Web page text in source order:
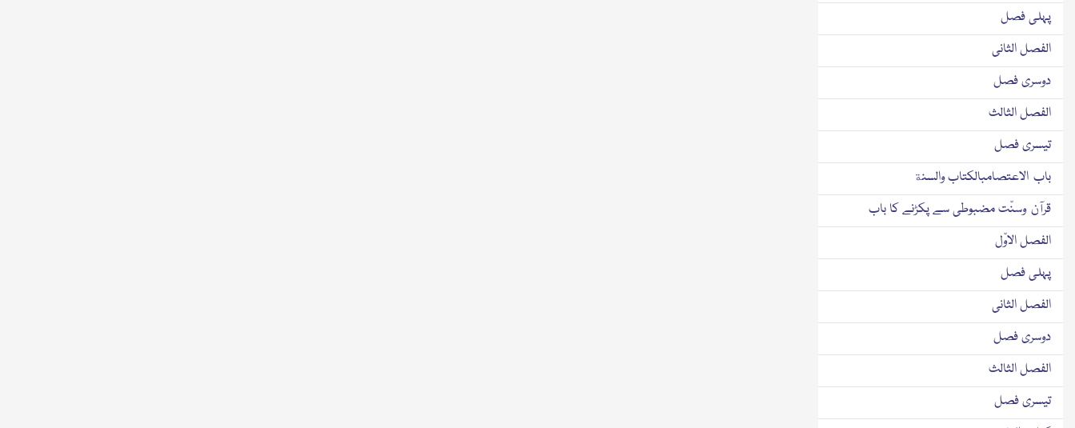
پہلی فصل
الفصل الثانی
دوسری فصل
الفصل الثالث
تیسری فصل
باب الاعتصامبالكتاب والسنة
قرآن وسنّت مضبوطی سے پکڑنے کا باب
الفصل الاوّل
پہلی فصل
الفصل الثانی
دوسری فصل
الفصل الثالث
تیسری فصل